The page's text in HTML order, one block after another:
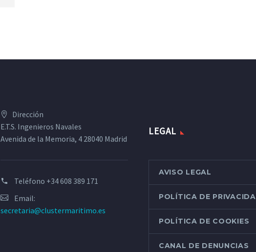
Dirección
E.T.S. Ingenieros Navales
Avenida de la Memoria, 4 28040 Madrid
Teléfono +34 608 389 171
Email:
secretaria@clustermaritimo.es
LEGAL
AVISO LEGAL
POLÍTICA DE
POLÍTICA DE COOKIES
CANAL DE DENUNCIAS